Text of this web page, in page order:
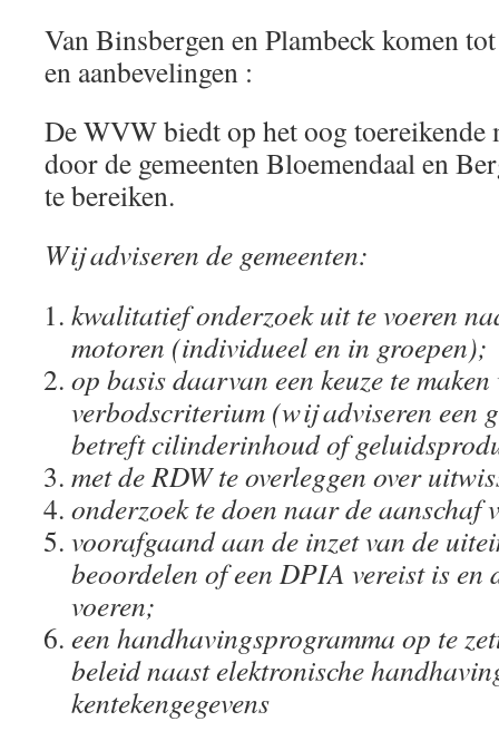
Van Binsbergen en Plambeck komen
en aanbevelingen :
De WVW biedt op het oog toereikende
door de gemeenten Bloemendaal en
te bereiken.
Wij adviseren de gemeenten:
kwalitatief onderzoek uit te voeren
motoren (individueel en in groepen);
op basis daarvan een keuze te
verbodscriterium (wij adviseren een
betreft cilinderinhoud of
met de RDW te overleggen over
onderzoek te doen naar de aanschaf
voorafgaand aan de inzet van de
beoordelen of een DPIA vereist is en
voeren;
een handhavingsprogramma op te
beleid naast elektronische
kentekengegevens